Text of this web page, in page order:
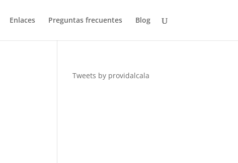
Enlaces Preguntas frecuentes Blog
Tweets by providalcala